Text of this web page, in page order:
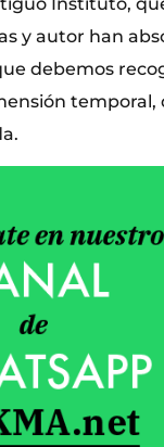
y autor han
debemos
temporal,